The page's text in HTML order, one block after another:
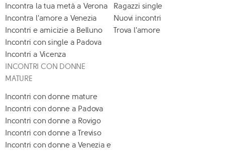
Incontra la tua metà a Verona
Incontra l'amore a Venezia
Incontri e amicizie a Belluno
Incontri con single a Padova
Incontri a Vicenza
Ragazzi single
Nuovi incontri
Trova l'amore
INCONTRI CON DONNE
MATURE
Incontri con donne mature
Incontri con donne a Padova
Incontri con donne a Rovigo
Incontri con donne a Treviso
Incontri con donne a Venezia e